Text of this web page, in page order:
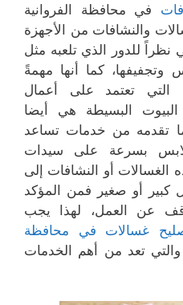
في محافظة الفروانية
والنشافات من الأجهزة
نظراً للدور الذي تلعبه مثل
وتجفيفها، كما أنها مهمةً
التي تعتمد على أعمال
البسيطة هي أيضا
تقدمه من خدمات تساعد
بسرعة على سيدات
الغسالات أو النشافات إلى
أو صغير فمن المؤكد
عن العمل، لهذا يجب
غسالات في محافظة
والتي تعد من أهم الخدمات